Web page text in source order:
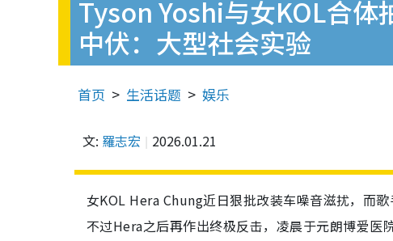
Tyson Yoshi与女KOL合
中伏：大型社会实验
首页 生活话题 娱乐
文: 羅志宏 2026.01.21
女KOL Hera Chung近日狠批改装车噪音滋扰，
不过Hera之后再作出终极反击，凌晨于元朗博爱